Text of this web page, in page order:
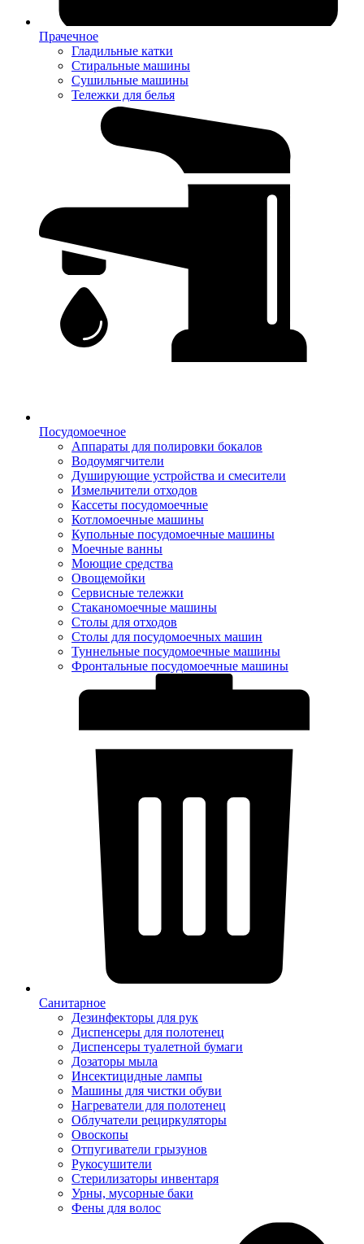
Прачечное
Гладильные катки
Стиральные машины
Сушильные машины
Тележки для белья
Посудомоечное
Аппараты для полировки бокалов
Водоумягчители
Душирующие устройства и смесители
Измельчители отходов
Кассеты посудомоечные
Котломоечные машины
Купольные посудомоечные машины
Моечные ванны
Моющие средства
Овощемойки
Сервисные тележки
Стаканомоечные машины
Столы для отходов
Столы для посудомоечных машин
Туннельные посудомоечные машины
Фронтальные посудомоечные машины
Санитарное
Дезинфекторы для рук
Диспенсеры для полотенец
Диспенсеры туалетной бумаги
Дозаторы мыла
Инсектицидные лампы
Машины для чистки обуви
Нагреватели для полотенец
Облучатели рециркуляторы
Овоскопы
Отпугиватели грызунов
Рукосушители
Стерилизаторы инвентаря
Урны, мусорные баки
Фены для волос